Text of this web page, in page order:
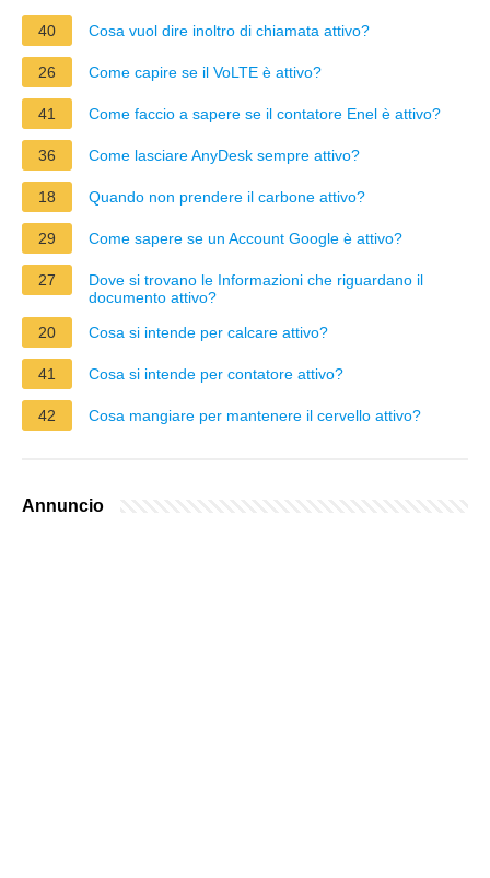
40 Cosa vuol dire inoltro di chiamata attivo?
26 Come capire se il VoLTE è attivo?
41 Come faccio a sapere se il contatore Enel è attivo?
36 Come lasciare AnyDesk sempre attivo?
18 Quando non prendere il carbone attivo?
29 Come sapere se un Account Google è attivo?
27
Dove si trovano le Informazioni che riguardano il
documento attivo?
20
Cosa si intende per calcare attivo?
41 Cosa si intende per contatore attivo?
42 Cosa mangiare per mantenere il cervello attivo?
Annuncio